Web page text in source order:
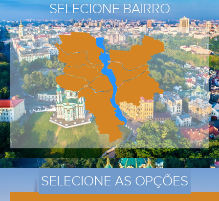
SELECIONE BAIRRO
SELECIONE AS OPÇÕES